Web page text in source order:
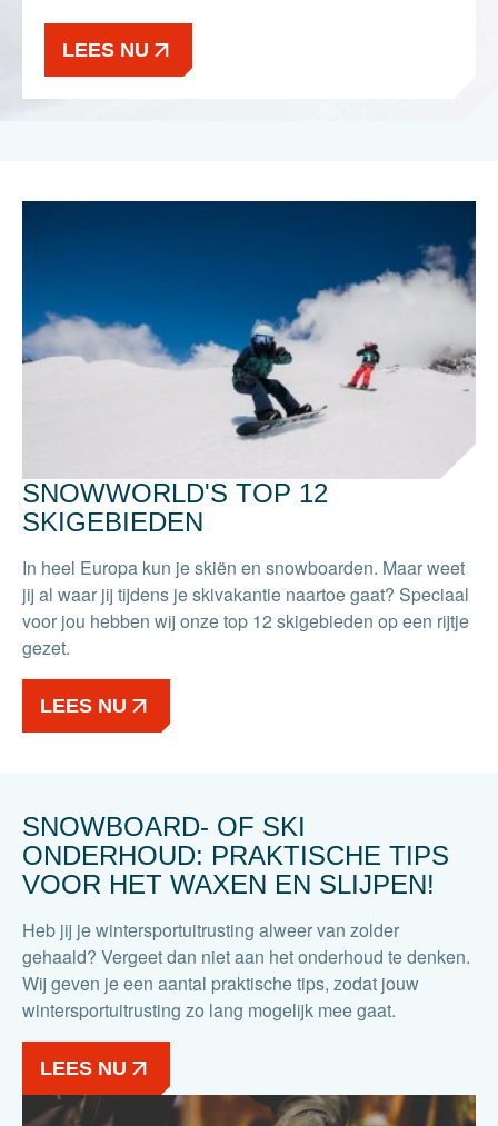
LEES NU
SNOWWORLD'S TOP 12
SKIGEBIEDEN
In heel Europa kun je skiën en snowboarden. Maar weet
jij al waar jij tijdens je skivakantie naartoe gaat? Speciaal
voor jou hebben wij onze top 12 skigebieden op een rijtje
gezet.
LEES NU
SNOWBOARD- OF SKI
ONDERHOUD: PRAKTISCHE TIPS
VOOR HET WAXEN EN SLIJPEN!
Heb jij je wintersportuitrusting alweer van zolder
gehaald? Vergeet dan niet aan het onderhoud te denken.
Wij geven je een aantal praktische tips, zodat jouw
wintersportuitrusting zo lang mogelijk mee gaat.
LEES NU